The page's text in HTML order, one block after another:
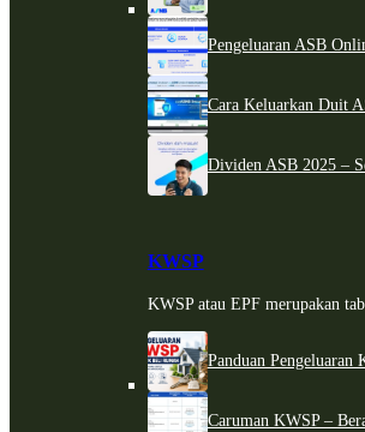
Pengeluaran ASB
Cara Keluarkan Duit
Dividen ASB 2025 –
KWSP
KWSP atau EPF merupakan
Panduan
Caruman KWSP –